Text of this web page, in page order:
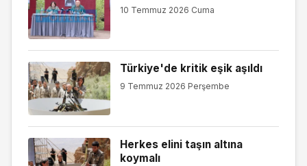
10 Temmuz 2026 Cuma
Türkiye'de kritik eşik aşıldı
9 Temmuz 2026 Perşembe
Herkes elini taşın altına
koymalı